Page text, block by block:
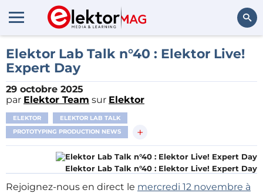
Rechercher
Elektor Lab Talk n°40 : Elektor Live!
Expert Day
29 octobre 2025
par Elektor Team sur Elektor
ELEKTOR
ELEKTOR LAB TALK
PROTOTYPING PRODUCTION NEWS
+
Elektor Lab Talk n°40 : Elektor Live! Expert Day
Rejoignez-nous en direct le mercredi 12 novembre à